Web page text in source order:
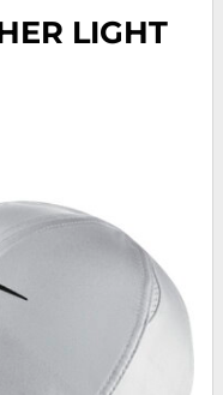
LIGHT